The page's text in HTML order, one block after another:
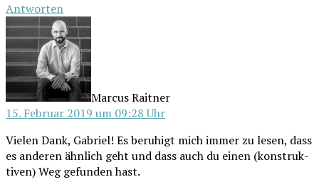
Antworten
Marcus Raitner
15. Februar 2019 um 09:28 Uhr
Vie­len Dank, Gabri­el! Es beru­higt mich immer zu lesen, dass
es ande­ren ähn­lich geht und dass auch du einen (kon­struk­
ti­ven) Weg gefun­den hast.